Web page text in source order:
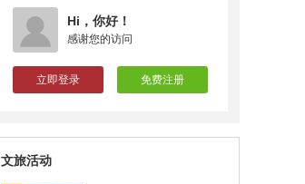
Hi，你好！
感谢您的访问
立即登录 免费注册
文旅活动